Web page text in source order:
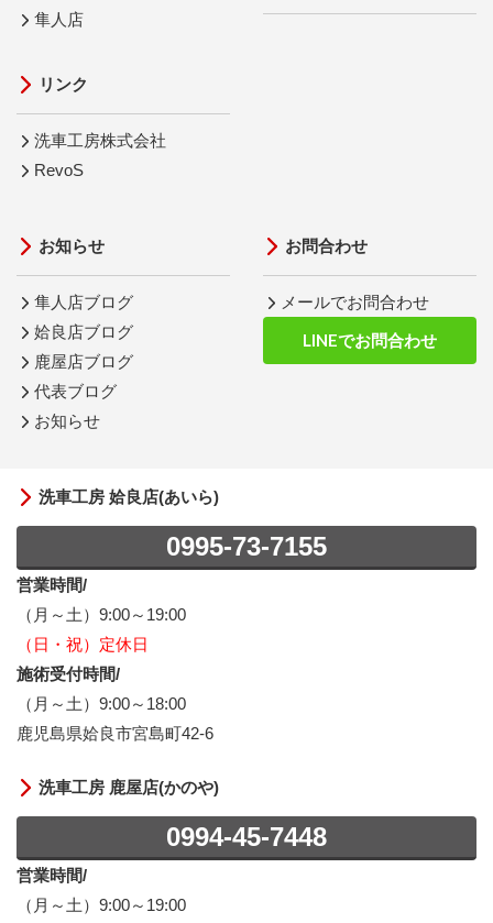
隼人店
リンク
洗車工房株式会社
RevoS
お知らせ
隼人店ブログ
姶良店ブログ
鹿屋店ブログ
代表ブログ
お知らせ
お問合わせ
メールでお問合わせ
LINEでお問合わせ
洗車工房 姶良店(あいら)
0995-73-7155
営業時間/
（月～土）9:00～19:00
（日・祝）定休日
施術受付時間/
（月～土）9:00～18:00
鹿児島県姶良市宮島町42-6
洗車工房 鹿屋店(かのや)
0994-45-7448
営業時間/
（月～土）9:00～19:00